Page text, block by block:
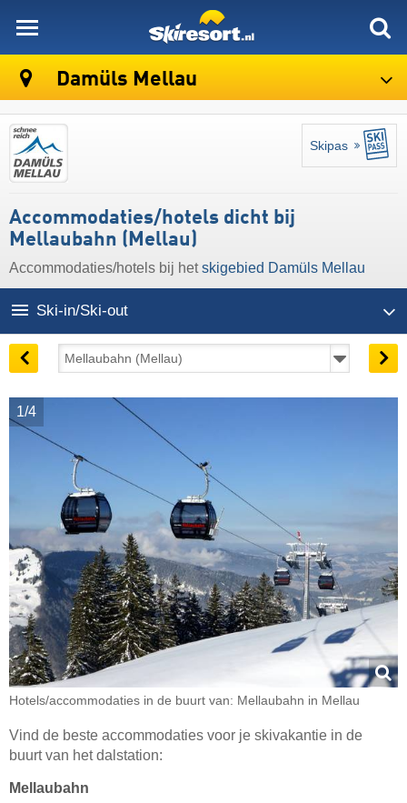
Damüls Mellau
Skipas
Accommodaties/hotels dicht bij
Mellaubahn (Mellau)
Accommodaties/hotels bij hetskigebied Damüls Mellau
Ski-in/Ski-out
1/4
Hotels/accommodaties in de buurt van: Mellaubahn in Mellau
Vind de beste accommodaties voor je skivakantie in de
buurt van het dalstation:
Mellaubahn